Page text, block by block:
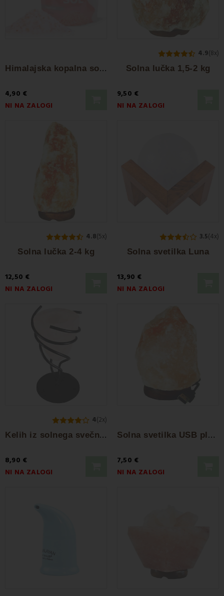
H
imalajska kopalna sol 1200 g
4,90 €
NI NA ZALOGI
4.9(8x)
Solna lučka 1,5-2 kg
9,50 €
NI NA ZALOGI
4.8(5x)
Solna lučka 2-4 kg
12,50 €
NI NA ZALOGI
3.5(4x)
Solna svetilka Luna
13,90 €
NI NA ZALOGI
4(2x)
K
elih iz solnega svečnika
8,90 €
NI NA ZALOGI
S
olna svetilka USB plamen
7,50 €
NI NA ZALOGI